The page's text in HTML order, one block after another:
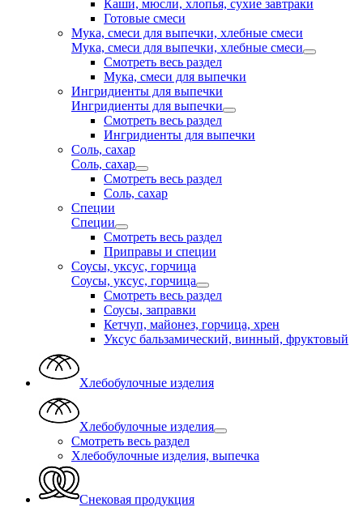
Каши, мюсли, хлопья, сухие завтраки
Готовые смеси
Мука, смеси для выпечки, хлебные смеси
Мука, смеси для выпечки, хлебные смеси
Смотреть весь раздел
Мука, смеси для выпечки
Ингридиенты для выпечки
Ингридиенты для выпечки
Смотреть весь раздел
Ингридиенты для выпечки
Соль, сахар
Соль, сахар
Смотреть весь раздел
Соль, сахар
Специи
Специи
Смотреть весь раздел
Приправы и специи
Соусы, уксус, горчица
Соусы, уксус, горчица
Смотреть весь раздел
Соусы, заправки
Кетчуп, майонез, горчица, хрен
Уксус бальзамический, винный, фруктовый
Хлебобулочные изделия
Хлебобулочные изделия
Смотреть весь раздел
Хлебобулочные изделия, выпечка
Снековая продукция